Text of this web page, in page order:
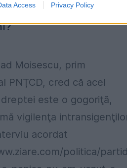
Access Privacy Policy
lui Cristian
Moisescu, prim
PNŢCD, cred că acel
este o gogoriţă,
vigilenţa
acordat
politica/